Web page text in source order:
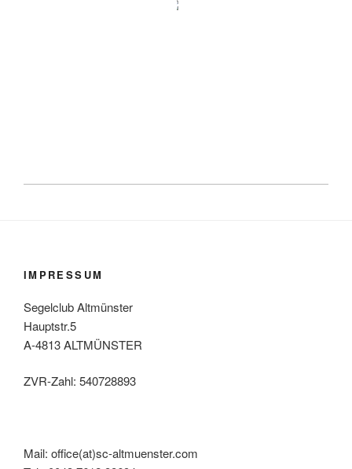
IMPRESSUM
Segelclub Altmünster
Hauptstr.5
A-4813 ALTMÜNSTER
ZVR-Zahl: 540728893
Mail: office(at)sc-altmuenster.com